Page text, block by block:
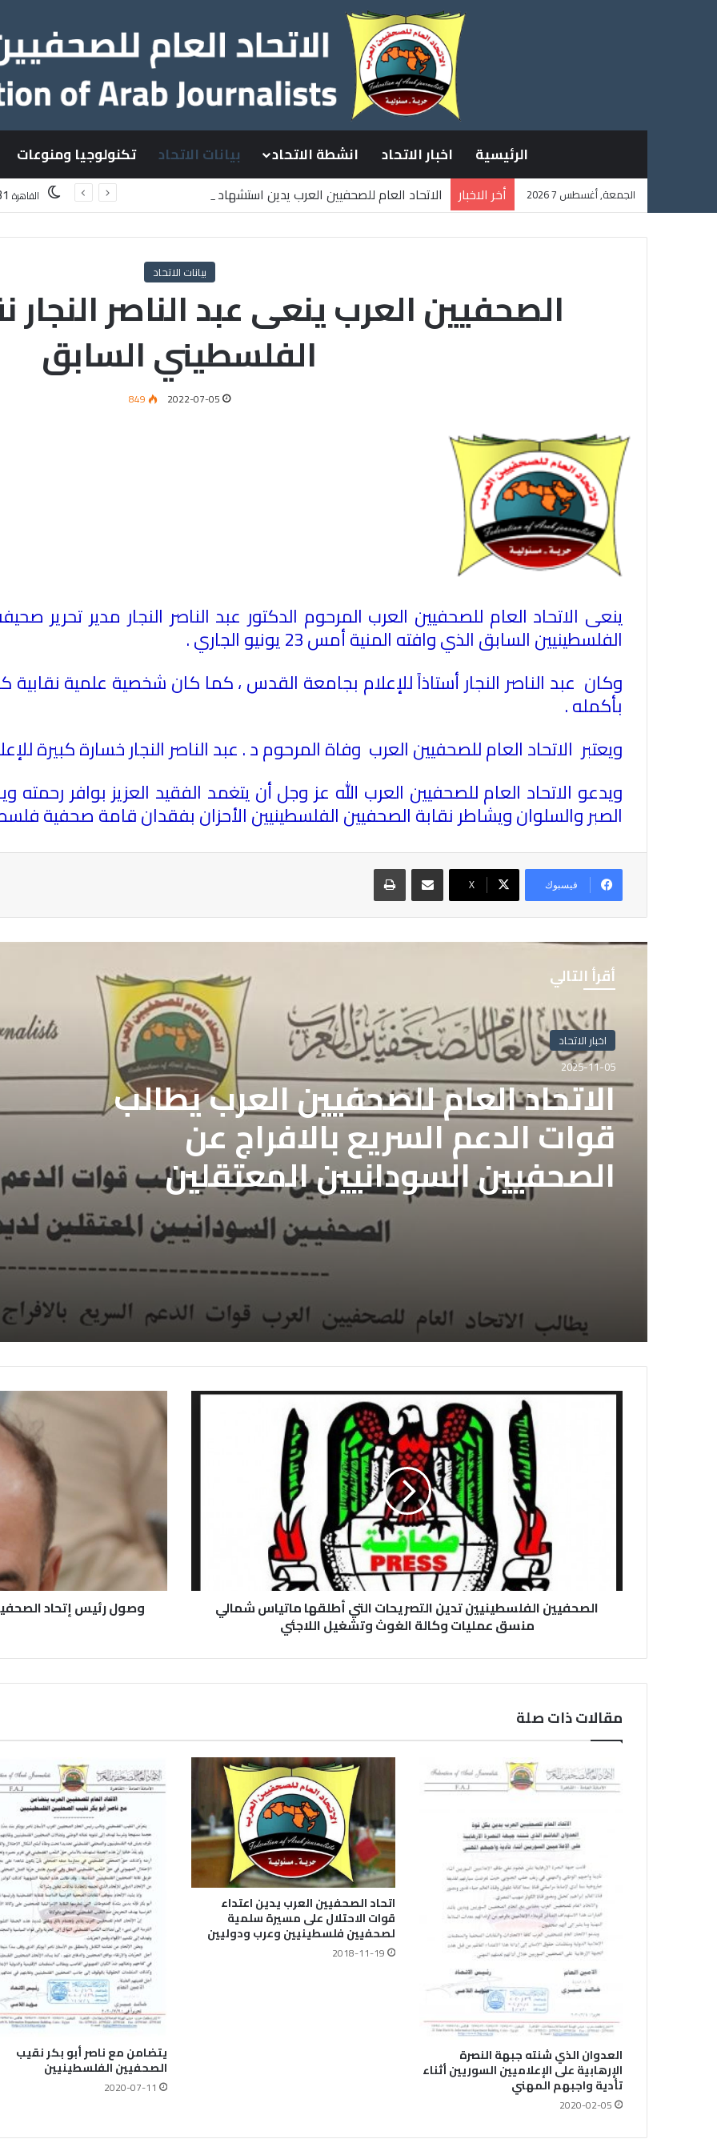
الرئيسية اخبار الاتحاد انشطة الاتحاد بيانات الاتحاد تكنولوجيا ومنوعات
الجمعة, أغسطس 7 2026 أخر الاخبار
الاتحاد العام للصحفيين العرب يدين استشهاد
القاهرة
بيانات الاتحاد
الصحفيين العرب ينعى عبد الناصر
الفلسطيني السابق
2022-07-05
849
ينعى الاتحاد العام للصحفيين العرب المرحوم الدكتور عبد الناصر النجار مدير تحرير
الفلسطينيين السابق الذي وافته المنية أمس 23 يونيو الجاري .
وكان عبد الناصر النجار أستاذاً للإعلام بجامعة القدس ، كما كان شخصية علمية
بأكمله .
ويعتبر الاتحاد العام للصحفيين العرب وفاة المرحوم د . عبد الناصر النجار خسارة كبيرة
ويدعو الاتحاد العام للصحفيين العرب الله عز وجل أن يتغمد الفقيد العزيز بوافر رحمته
الصبر والسلوان ويشاطر نقابة الصحفيين الفلسطينيين الأحزان بفقدان قامة صحفية
فيسبوك X
مشاركة عبر البريد طباعة
أقرأ التالي
اخبار الاتحاد
2025-11-05
الاتحاد العام للصحفيين العرب يطالب
قوات الدعم السريع بالافراج عن
الصحفيين السودانيين المعتقلين
لديها فوراً
الصحفيين الفلسطينيين تدين التصريحات التي أطلقها ماتياس شمالي
منسق عمليات وكالة الغوث وتشغيل اللاجئي
وصول رئيس إتحاد
مقالات ذات صلة
العدوان الذي شنته جبهة النصرة
الإرهابية على الإعلاميين السوريين أثناء
تأدية واجبهم المهني
2020-02-05
اتحاد الصحفيين العرب يدين اعتداء
قوات الاحتلال على مسيرة سلمية
لصحفيين فلسطينيين وعرب ودوليين
2018-11-19
يتضامن مع ناصر أبو بكر نقيب
الصحفيين الفلسطينيين
2020-07-11